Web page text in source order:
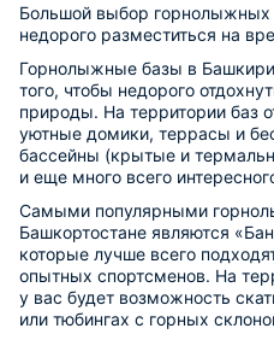
Большой выбор
недорого разместиться на
Горнолыжные базы в
того, чтобы недорого
природы. На территории баз
уютные домики, террасы и
бассейны (крытые и
и еще много всего
Самыми популярными
Башкортостане являются
которые лучше всего
опытных спортсменов. На
у вас будет возможность
или тюбингах с горных